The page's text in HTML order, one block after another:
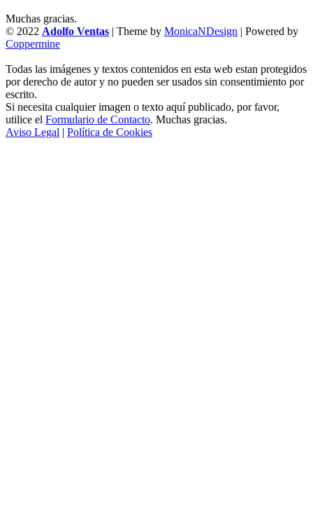
Muchas gracias.
© 2022 Adolfo Ventas | Theme by MonicaNDesign | Powered by
Coppermine
Todas las imágenes y textos contenidos en esta web estan protegidos
por derecho de autor y no pueden ser usados sin consentimiento por
escrito.
Si necesita cualquier imagen o texto aquí publicado, por favor,
utilice el Formulario de Contacto. Muchas gracias.
Aviso Legal | Política de Cookies